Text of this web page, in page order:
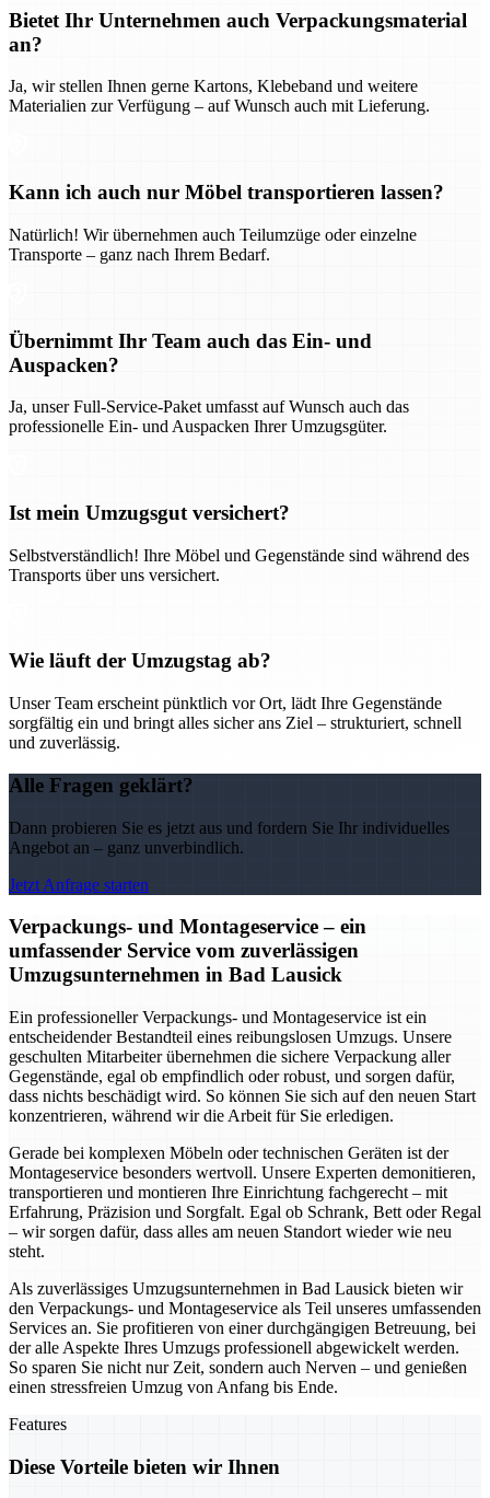
Bietet Ihr Unternehmen auch Verpackungsmaterial
an?
Ja, wir stellen Ihnen gerne Kartons, Klebeband und weitere
Materialien zur Verfügung – auf Wunsch auch mit Lieferung.
Kann ich auch nur Möbel transportieren lassen?
Natürlich! Wir übernehmen auch Teilumzüge oder einzelne
Transporte – ganz nach Ihrem Bedarf.
Übernimmt Ihr Team auch das Ein- und
Auspacken?
Ja, unser Full-Service-Paket umfasst auf Wunsch auch das
professionelle Ein- und Auspacken Ihrer Umzugsgüter.
Ist mein Umzugsgut versichert?
Selbstverständlich! Ihre Möbel und Gegenstände sind während des
Transports über uns versichert.
Wie läuft der Umzugstag ab?
Unser Team erscheint pünktlich vor Ort, lädt Ihre Gegenstände
sorgfältig ein und bringt alles sicher ans Ziel – strukturiert, schnell
und zuverlässig.
Alle Fragen geklärt?
Dann probieren Sie es jetzt aus und fordern Sie Ihr individuelles
Angebot an – ganz unverbindlich.
Jetzt Anfrage starten
Verpackungs- und Montageservice – ein
umfassender Service vom zuverlässigen
Umzugsunternehmen in Bad Lausick
Ein professioneller Verpackungs- und Montageservice ist ein
entscheidender Bestandteil eines reibungslosen Umzugs. Unsere
geschulten Mitarbeiter übernehmen die sichere Verpackung aller
Gegenstände, egal ob empfindlich oder robust, und sorgen dafür,
dass nichts beschädigt wird. So können Sie sich auf den neuen Start
konzentrieren, während wir die Arbeit für Sie erledigen.
Gerade bei komplexen Möbeln oder technischen Geräten ist der
Montageservice besonders wertvoll. Unsere Experten demonitieren,
transportieren und montieren Ihre Einrichtung fachgerecht – mit
Erfahrung, Präzision und Sorgfalt. Egal ob Schrank, Bett oder Regal
– wir sorgen dafür, dass alles am neuen Standort wieder wie neu
steht.
Als zuverlässiges Umzugsunternehmen in Bad Lausick bieten wir
den Verpackungs- und Montageservice als Teil unseres umfassenden
Services an. Sie profitieren von einer durchgängigen Betreuung, bei
der alle Aspekte Ihres Umzugs professionell abgewickelt werden.
So sparen Sie nicht nur Zeit, sondern auch Nerven – und genießen
einen stressfreien Umzug von Anfang bis Ende.
Features
Diese Vorteile bieten wir Ihnen